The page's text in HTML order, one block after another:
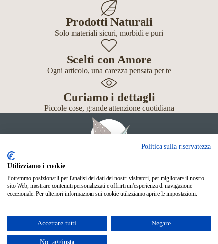
Prodotti Naturali
Solo materiali sicuri, morbidi e puri
Scelti con Amore
Ogni articolo, una carezza pensata per te
Curiamo i dettagli
Piccole cose, grande attenzione quotidiana
Giochi
Neonato
Shop Online
© Mille Gru di Sofia Calore. P.IVA 05033240283
Metodi di pagamento
Politica sulla riservatezza
Utilizziamo i cookie
Potremmo posizionarli per l'analisi dei dati dei nostri visitatori, per migliorare il nostro
sito Web, mostrare contenuti personalizzati e offrirti un'esperienza di navigazione
eccezionale. Per ulteriori informazioni sui cookie utilizziamo aprire le impostazioni.
Accettare tutti Negare
No, aggiusta